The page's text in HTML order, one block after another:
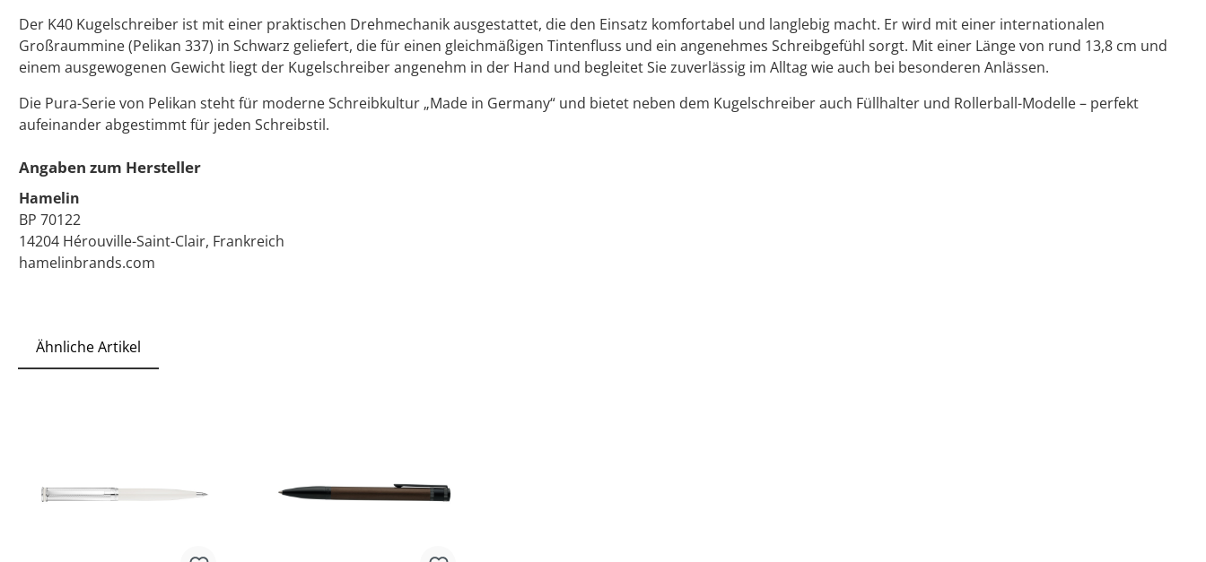
Der K40 Kugelschreiber ist mit einer praktischen Drehmechanik ausgestattet, die den Einsatz komfortabel und langlebig macht. Er wird mit einer internationalen
Großraummine (Pelikan 337) in Schwarz geliefert, die für einen gleichmäßigen Tintenfluss und ein angenehmes Schreibgefühl sorgt. Mit einer Länge von rund 13,8 cm und
einem ausgewogenen Gewicht liegt der Kugelschreiber angenehm in der Hand und begleitet Sie zuverlässig im Alltag wie auch bei besonderen Anlässen.
Die Pura-Serie von Pelikan steht für moderne Schreibkultur „Made in Germany“ und bietet neben dem Kugelschreiber auch Füllhalter und Rollerball-Modelle – perfekt
aufeinander abgestimmt für jeden Schreibstil.
Angaben zum Hersteller
Hamelin
BP 70122
14204 Hérouville-Saint-Clair, Frankreich
hamelinbrands.com
Ähnliche Artikel